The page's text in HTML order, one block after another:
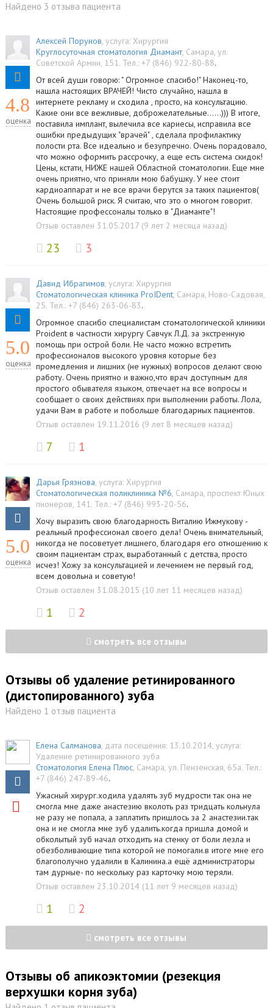
Найдено 3 отзыва пациента
4.8
оценка
Алексей Порунов, услуга: Хирургия
Круглосуточная стоматология Диамант, Самара, ул.
Советской Армии, 151. Тел.: +7 (846) 922-80-88.
От всей души говорю: " Огромное спасибо!" Наконец-то,
нашла настоящих ВРАЧЕЙ! Чисто случайно, нашла в
интернете рекламу и сходила , просто, на консультацию.
Какие они все вежливые, доброжелательные......))) В итоге,
поставила имплант, вылечила все кариесы, исправила все
ошибки предыдущих "врачей" , сделала профилактику
полости рта. Все идеально и безупречно. Очень порадовало,
что можно оформить рассрочку, а еще есть система скидок!
Цены, кстати, НИЖЕ нашей Областной стоматологии. Еще мне
очень приятно, что приняли мою бабушку. У нее стоит
кардиоаппарат и не все врачи берутся за таких пациентов(
Очень большой риск. Я считаю, что это о многом говорит.
Настоящие профессоналы только в "Диаманте"!
Отзыв оставлен 31.05.2017 (9 лет 2 месяца назад)
23 3
5.0
оценка
Давид Ибрагимов, услуга: Хирургия
Стоматологическая клиника ProIDent, Самара, Ново-Садовая,
25. Тел.: +7 (846) 263-06-83.
Огромное спасибо специалистам стоматологической клиники
Proident в частности хирургу Савчук Л.Д. за экстренную
помощь при острой боли. Не часто можно встретить
профессионалов высокого уровня которые без
промедления и лишних (не нужных) вопросов делают свою
работу. Очень приятно и важно,что врач доступным для
простого обывателя языком, отвечает на все вопросы и
сообщает о своих действиях при выполнении работы. Лола,
удачи Вам в работе и побольше благодарных пациентов.
Отзыв оставлен 19.11.2016 (9 лет 8 месяцев назад)
7 1
5.0
оценка
Дарья Грязнова, услуга: Хирургия
Стоматологическая поликлиника №6, Самара, проспект Юных
пионеров, 141. Тел.: +7 (846) 993-20-56.
Хочу выразить свою благодарность Виталию Ижмукову -
реальный профессионал своего дела! Очень внимательный,
никогда не посоветует лишнего, благодаря его отношению к
своим пациентам страх, выработанный с детства, просто
исчез! Хожу за консультацией и лечением не первый год,
всем довольна и советую!
Отзыв оставлен 31.08.2015 (10 лет 11 месяцев назад)
1 2
смотреть все отзывы
Отзывы об удаление ретинированного
(дистопированного) зуба
Найдено 1 отзыв пациента
Елена Салманова, дата посещения: 13.10.2014, услуга:
Удаление ретинированного зуба
Стоматология Елена Плюс, Самара, ул. Пензенская, 65а. Тел.:
+7 (846) 247-89-46.
Ужасный хирург.ходила удалять зуб мудрости так она не
смогла мне даже анастезию вколоть раз тридцать кольнула
не разу не попала, а заплатить пришлось за 2 анастезии.так
она и не смогла мне зуб удалить.когда пришла домой и
обколытый зуб начал отходить на стенку от боли лезла и
обезболивающие типа которой не помогали.в итоге мне его
благополучно удалили в Калинина.а ещё администраторы
там дурные- по нескольку раз карточку мою теряли.
Отзыв оставлен 23.10.2014 (11 лет 9 месяцев назад)
1 2
смотреть все отзывы
Отзывы об апикоэктомии (резекция
верхушки корня зуба)